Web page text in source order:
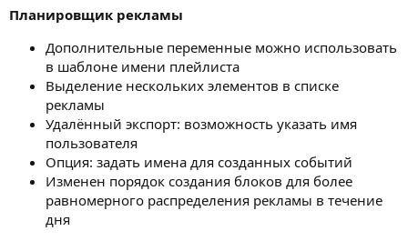
Планировщик рекламы
Дополнительные переменные можно использовать
в шаблоне имени плейлиста
Выделение нескольких элементов в списке
рекламы
Удалённый экспорт: возможность указать имя
пользователя
Опция: задать имена для созданных событий
Изменен порядок создания блоков для более
равномерного распределения рекламы в течение
дня